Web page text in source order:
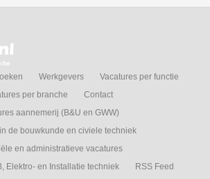
Werkgevers
Vacatures per functie
per branche
Contact
aannemerij (B&U en GWW)
de bouwkunde en civiele techniek
en administratieve vacatures
Elektro- en Installatie techniek
RSS Feed